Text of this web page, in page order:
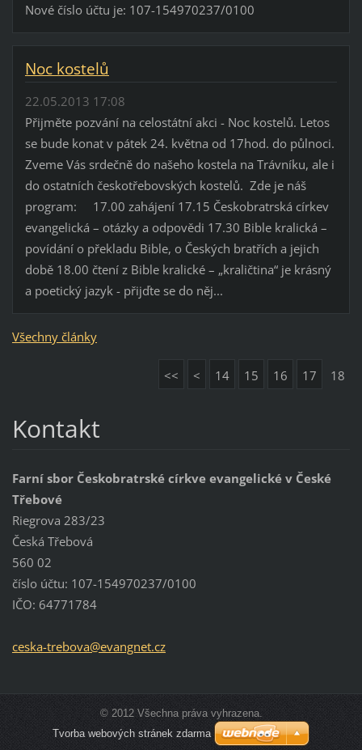
Nové číslo účtu je: 107-154970237/0100
Noc kostelů
22.05.2013 17:08
Přijměte pozvání na celostátní akci - Noc kostelů. Letos
se bude konat v pátek 24. května od 17hod. do půlnoci.
Zveme Vás srdečně do našeho kostela na Trávníku, ale i
do ostatních českotřebovských kostelů. Zde je náš
program: 17.00 zahájení 17.15 Českobratrská církev
evangelická – otázky a odpovědi 17.30 Bible kralická –
povídání o překladu Bible, o Českých bratřích a jejich
době 18.00 čtení z Bible kralické – „kraličtina“ je krásný
a poetický jazyk - přijďte se do něj...
Všechny články
<< < 14 15 16 17 18
Kontakt
Farní sbor Českobratrské církve evangelické v České
Třebové
Riegrova 283/23
Česká Třebová
560 02
číslo účtu: 107-154970237/0100
IČO: 64771784
ceska-trebova@evangnet.cz
© 2012 Všechna práva vyhrazena.
Tvorba webových stránek zdarma